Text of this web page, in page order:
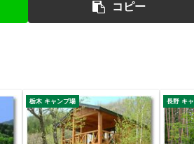
コピー
栃木 キャンプ場 長野 キ